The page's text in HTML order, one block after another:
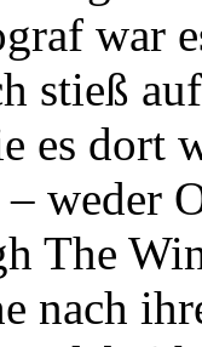
war
stieß
es dort
weder
The
nach